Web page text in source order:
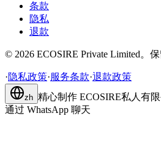
条款
隐私
退款
© 2026 ECOSIRE Private Limited。
·隐私政策·服务条款·退款政策
zh 精心制作 ECOSIRE私人有限
通过 WhatsApp 聊天